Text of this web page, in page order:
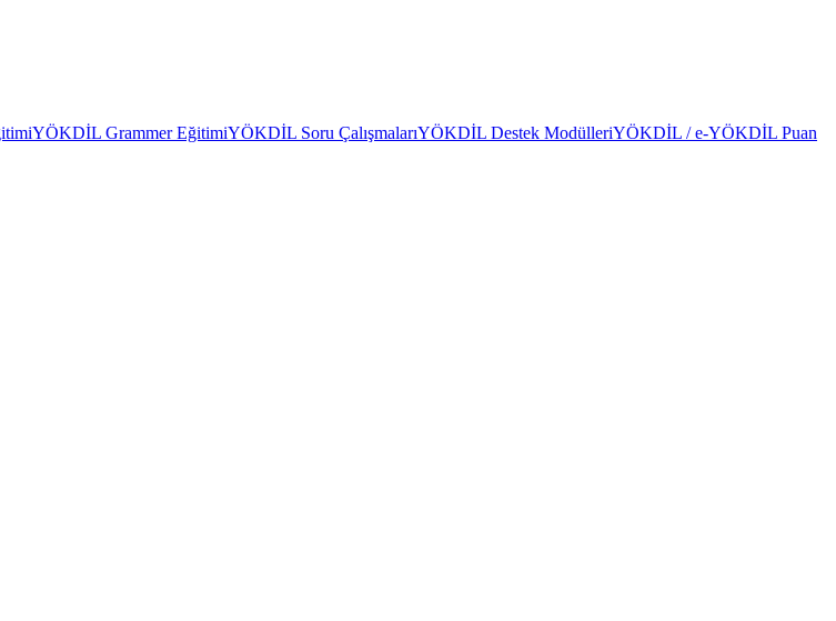
YÖKDİL Grammer EğitimiYÖKDİL Soru ÇalışmalarıYÖKDİL Destek ModülleriYÖKDİL / e-YÖKDİL Puan